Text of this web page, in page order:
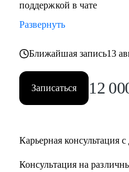
продающее резюме /
• Проведу mock-interview и
• Научу нетворчить
карьеры
• Для тех, кто только
в США (EB1-A, O1),
организации для закрытия
поддержкой в чате
Развернуть
Ближайшая запись13
Записаться 12
Карьерная консультация
Консультация на